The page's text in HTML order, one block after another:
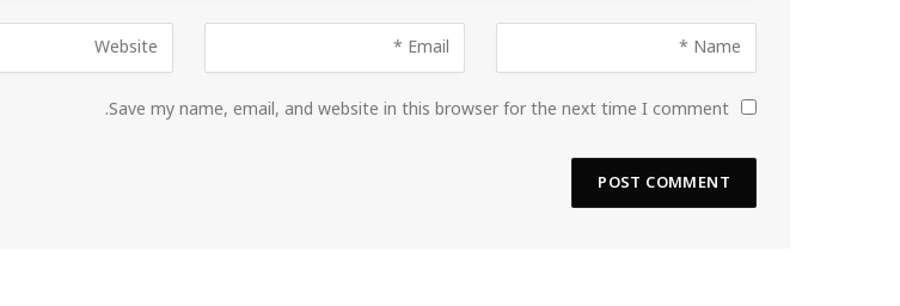
Save my name, email, and website in this browser for the next time I comment.